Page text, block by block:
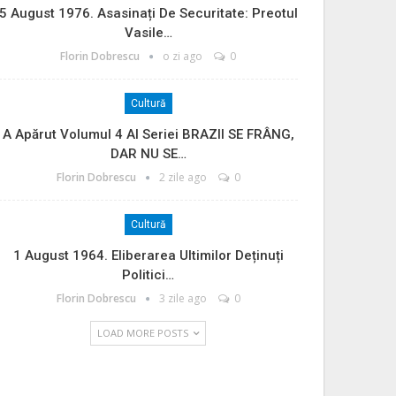
5 August 1976. Asasinați De Securitate: Preotul
Vasile…
Florin Dobrescu o zi ago 0
Cultură
A Apărut Volumul 4 Al Seriei BRAZII SE FRÂNG,
DAR NU SE…
Florin Dobrescu 2 zile ago 0
Cultură
1 August 1964. Eliberarea Ultimilor Deținuți
Politici…
Florin Dobrescu 3 zile ago 0
LOAD MORE POSTS